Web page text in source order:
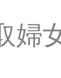
婦